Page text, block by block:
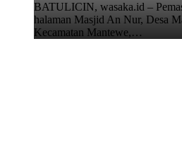
BATULICIN, wasaka.id –
halaman Masjid An Nur, Desa
Kecamatan Mantewe,…